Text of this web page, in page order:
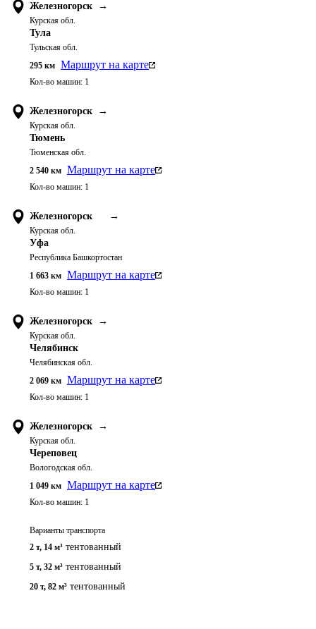
Железногорск →
Курская обл.
Тула
Тульская обл.
295 км Маршрут на карте
Кол-во машин: 1
Железногорск →
Курская обл.
Тюмень
Тюменская обл.
2 540 км Маршрут на карте
Кол-во машин: 1
Железногорск →
Курская обл.
Уфа
Республика Башкортостан
1 663 км Маршрут на карте
Кол-во машин: 1
Железногорск →
Курская обл.
Челябинск
Челябинская обл.
2 069 км Маршрут на карте
Кол-во машин: 1
Железногорск →
Курская обл.
Череповец
Вологодская обл.
1 049 км Маршрут на карте
Кол-во машин: 1
Варианты транспорта
2 т, 14 м³ тентованный
5 т, 32 м³ тентованный
20 т, 82 м³ тентованный